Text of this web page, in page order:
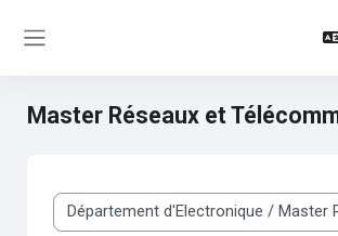
Master Réseaux et
Catégories de cours